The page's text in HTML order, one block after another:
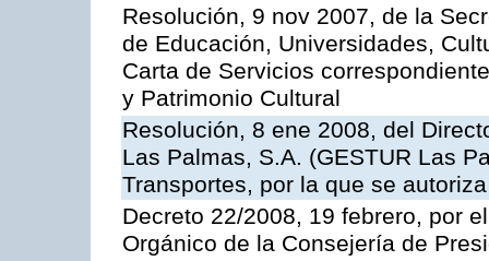
Resolución, 9 nov 2007, de la
de Educación, Universidades,
Carta de Servicios
y Patrimonio Cultural
Resolución, 8 ene 2008, del
Las Palmas, S.A. (GESTUR Las
Transportes, por la que se
Decreto 22/2008, 19 febrero, por
Orgánico de la Consejería de